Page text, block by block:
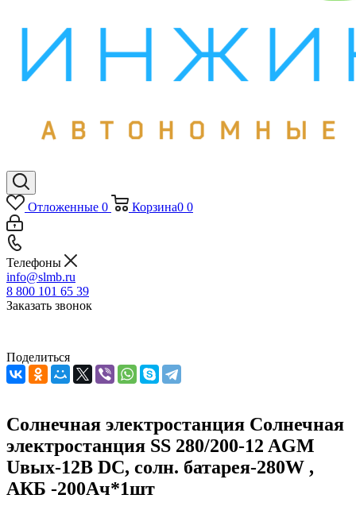
Отложенные 0 Корзина0 0
Телефоны
info@slmb.ru
8 800 101 65 39
Заказать звонок
Поделиться
Солнечная электростанция Солнечная
электростанция SS 280/200-12 AGM
Uвых-12В DC, солн. батарея-280W ,
АКБ -200Aч*1шт